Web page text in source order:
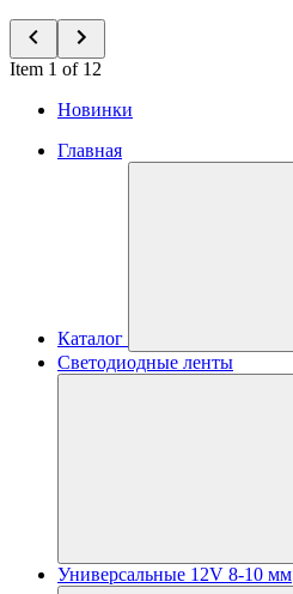
Item 1 of 12
Новинки
Главная
Каталог
Светодиодные ленты
Универсальные 12V 8-10 мм